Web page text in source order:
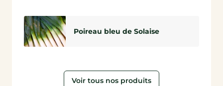
Poireau bleu de Solaise
Voir tous nos produits